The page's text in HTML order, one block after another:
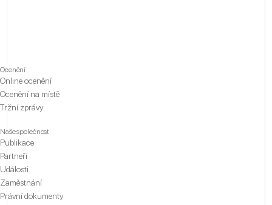
Ocenění
Online ocenění
Ocenění na místě
Tržní zprávy
Naše společnost
Publikace
Partneři
Události
Zaměstnání
Právní dokumenty